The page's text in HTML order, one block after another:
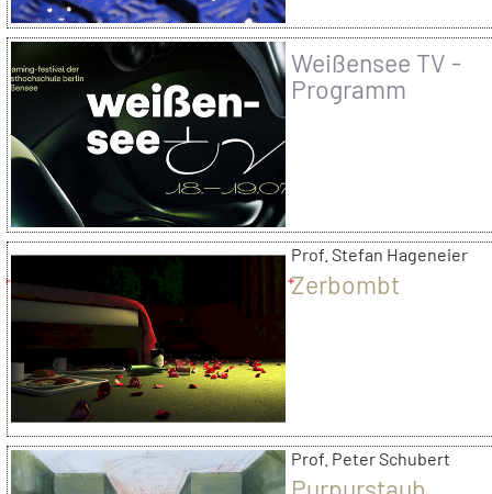
Weißensee TV -
Programm
Prof. Stefan Hageneier
Zerbombt
Prof. Peter Schubert